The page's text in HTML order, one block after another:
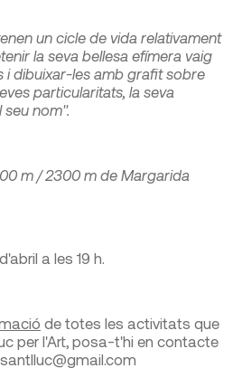
un cicle de vida relativament
la seva bellesa efímera vaig
i dibuixar-les amb grafit sobre
particularitats, la seva
nom".
m / 2300 m de Margarida
a les 19 h.
de totes les activitats que
per l'Art, posa-t'hi en contacte